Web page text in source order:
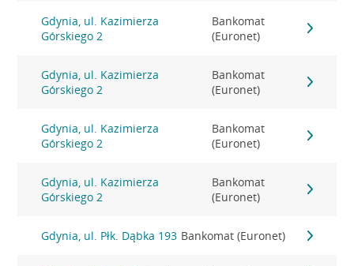
Gdynia, ul. Kazimierza
Górskiego 2
Bankomat
(Euronet)
Gdynia, ul. Kazimierza
Górskiego 2
Bankomat
(Euronet)
Gdynia, ul. Kazimierza
Górskiego 2
Bankomat
(Euronet)
Gdynia, ul. Kazimierza
Górskiego 2
Bankomat
(Euronet)
Gdynia, ul. Płk. Dąbka 193 Bankomat (Euronet)